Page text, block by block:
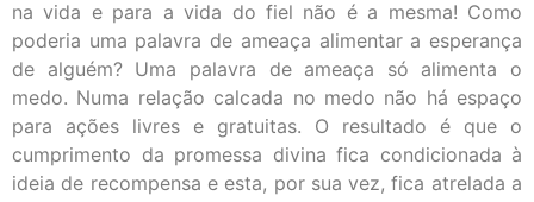
na vida e para a vida do fiel não é a mesma! Como
poderia uma palavra de ameaça alimentar a esperança
de alguém? Uma palavra de ameaça só alimenta o
medo. Numa relação calcada no medo não há espaço
para ações livres e gratuitas. O resultado é que o
cumprimento da promessa divina fica condicionada à
ideia de recompensa e esta, por sua vez, fica atrelada a